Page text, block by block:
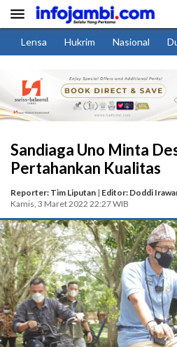

Lensa Hukrim Nasional
Sandiaga Uno Minta
Pertahankan Kualitas
Reporter: Tim Liputan | Editor: Doddi
Kamis, 3 Maret 2022 22:27 WIB